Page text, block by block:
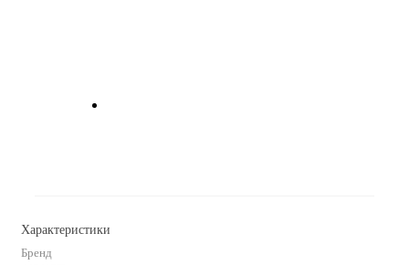
Характеристики
Бренд